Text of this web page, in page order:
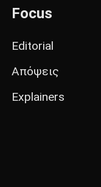
Focus
Editorial
Απόψεις
Explainers